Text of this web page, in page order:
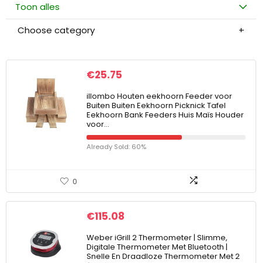
Toon alles
Choose category
€25.75
illombo Houten eekhoorn Feeder voor
Buiten Buiten Eekhoorn Picknick Tafel
Eekhoorn Bank Feeders Huis Maïs Houder
voor…
Already Sold: 60%
0
€115.08
Weber iGrill 2 Thermometer | Slimme,
Digitale Thermometer Met Bluetooth |
Snelle En Draadloze Thermometer Met 2